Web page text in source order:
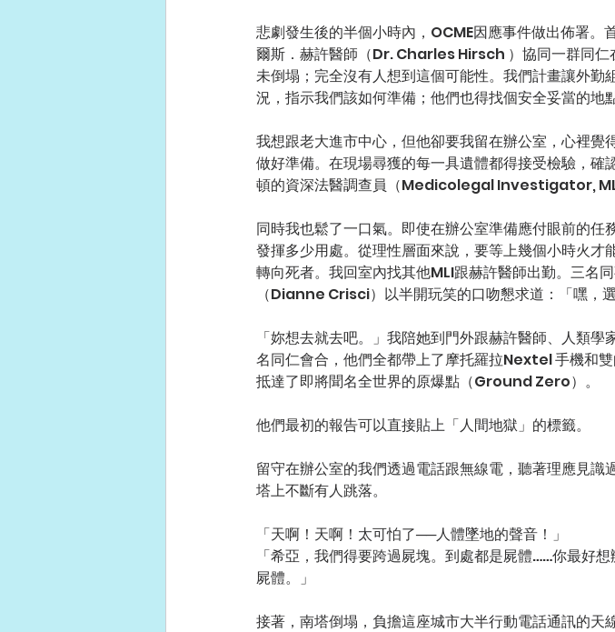
悲劇發生後的半個小時內，OCME因應事件做出佈署
爾斯．赫許醫師（Dr. Charles Hirsch ）協同一群同仁
未倒塌；完全沒有人想到這個可能性。我們計畫讓外
況，指示我們該如何準備；他們也得找個安全妥當的地
我想跟老大進市中心，但他卻要我留在辦公室，心裡
做好準備。在現場尋獲的每一具遺體都得接受檢驗，
頓的資深法醫調查員（Medicolegal Investigator, MLI
同時我也鬆了一口氣。即使在辦公室準備應付眼前的
發揮多少用處。從理性層面來說，要等上幾個小時火
轉向死者。我回室內找其他MLI跟赫許醫師出勤。三名
（Dianne Crisci）以半開玩笑的口吻懇求道：「嘿，
「妳想去就去吧。」我陪她到門外跟赫許醫師、人類
名同仁會合，他們全都帶上了摩托羅拉Nextel 手機和
抵達了即將聞名全世界的原爆點（Ground Zero）。
他們最初的報告可以直接貼上「人間地獄」的標籤。
留守在辦公室的我們透過電話跟無線電，聽著理應見
塔上不斷有人跳落。
「天啊！天啊！太可怕了──人體墜地的聲音！」
「希亞，我們得要跨過屍塊。到處都是屍體……你最好
屍體。」
接著，南塔倒塌，負擔這座城市大半行動電話通訊的